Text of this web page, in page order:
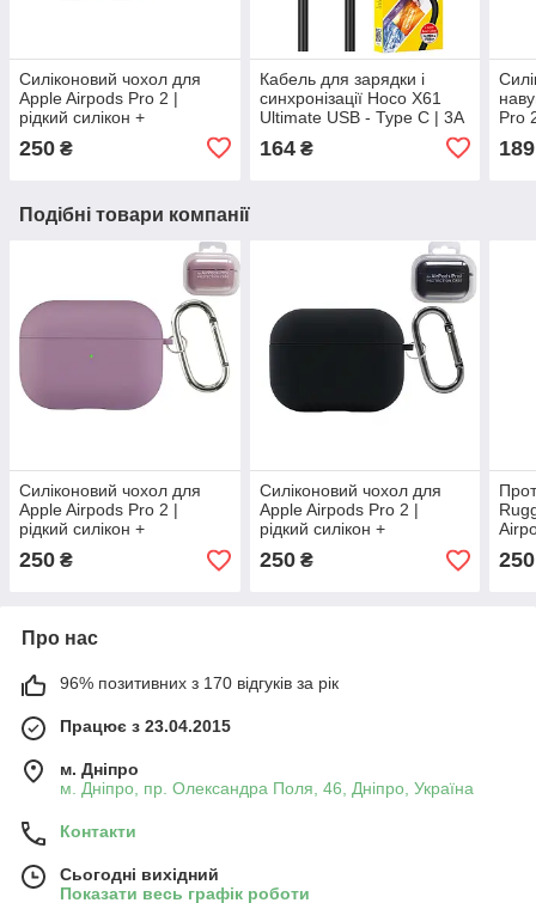
Силіконовий чохол для
Apple Airpods Pro 2 |
рідкий силікон +
250 ₴
Кабель для зарядки і
синхронізації Hoco X61
Ultimate USB - Type C | 3A
164₴
Pro
189
Подібні товари компанії
Силіконовий чохол для
Apple Airpods Pro 2 |
рідкий силікон +
мікрофібра | Light Purple
Plum
250 ₴
Силіконовий чохол для
Apple Airpods Pro 2 |
рідкий силікон +
мікрофібра | Black
250₴ 250
Про нас
96% позитивних з 170 відгуків за рік
Працює з 23.04.2015
м. Дніпро
м. Дніпро, пр. Олександра Поля, 46, Дніпро, Україна
Контакти
Сьогодні вихідний
Показати весь графік роботи